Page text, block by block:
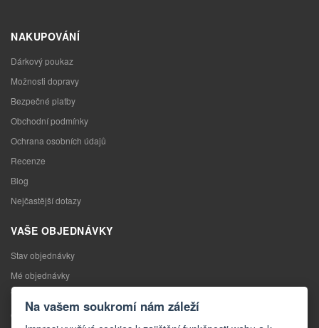
NAKUPOVÁNÍ
Dárkový poukaz
Možnosti dopravy
Bezpečné platby
Obchodní podmínky
Ochrana osobních údajů
Recenze
Blog
Nejčastější dotazy
VAŠE OBJEDNÁVKY
Stav objednávky
Mé objednávky
Výměna zboží
Odstoupení od kupní smlouvy
Na vašem soukromí nám záleží